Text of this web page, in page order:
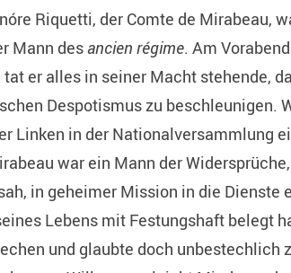
Riquetti, der Comte de Mirabeau,
Mann desancien régime. Am
er alles in seiner Macht stehende,
Despotismus zu beschleunigen.
Linken in der Nationalversammlung
war ein Mann der
in geheimer Mission in die Dienste
Lebens mit Festungshaft belegt
und glaubte doch unbestechlich